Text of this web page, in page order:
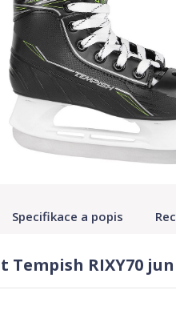
Specifikace a popis
Tempish RIXY70